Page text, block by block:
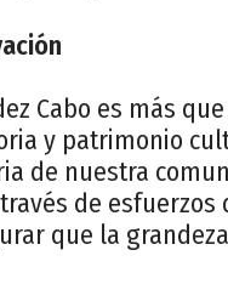
Cabo es más
y patrimonio
de nuestra
de
que la